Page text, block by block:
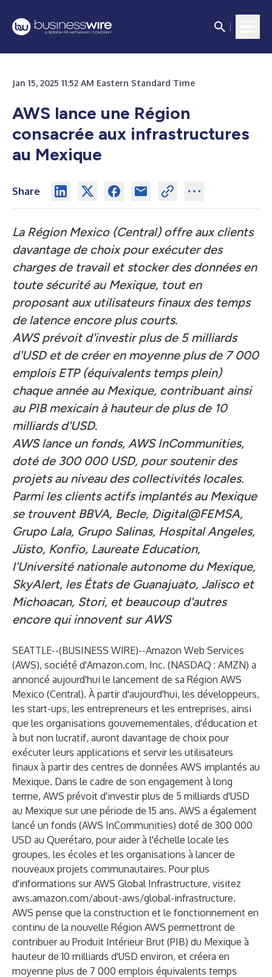
Jan 15, 2025 11:52 AM Eastern Standard Time
AWS lance une Région
consacrée aux infrastructures
au Mexique
Share
La Région Mexico (Central) offre aux clients
davantage de choix pour exécuter des
charges de travail et stocker des données en
toute sécurité au Mexique, tout en
proposant aux utilisateurs finaux des temps
de latence encore plus courts.
AWS prévoit d'investir plus de 5 milliards
d'USD et de créer en moyenne plus de 7 000
emplois ETP (équivalents temps plein)
chaque année au Mexique, contribuant ainsi
au PIB mexicain à hauteur de plus de 10
milliards d'USD.
AWS lance un fonds, AWS InCommunities,
doté de 300 000 USD, pour soutenir des
projets au niveau des collectivités locales.
Parmi les clients actifs implantés au Mexique
se trouvent BBVA, Becle, Digital@FEMSA,
Grupo Lala, Grupo Salinas, Hospital Angeles,
Jüsto, Konfio, Laureate Education,
l'Université nationale autonome du Mexique,
SkyAlert, les États de Guanajuato, Jalisco et
Michoacan, Stori, et beaucoup d'autres
encore qui innovent sur AWS
SEATTLE--(BUSINESS WIRE)--Amazon Web Services
(AWS), société d'Amazon.com, Inc. (NASDAQ : AMZN) a
annoncé aujourd'hui le lancement de sa Région AWS
Mexico (Central). À partir d'aujourd'hui, les développeurs,
les start-ups, les entrepreneurs et les entreprises, ainsi
que les organisations gouvernementales, d'éducation et
à but non lucratif, auront davantage de choix pour
exécuter leurs applications et servir les utilisateurs
finaux à partir des centres de données AWS implantés au
Mexique. Dans le cadre de son engagement à long
terme, AWS prévoit d'investir plus de 5 milliards d'USD
au Mexique sur une période de 15 ans. AWS a également
lancé un fonds (AWS InCommunities) doté de 300 000
USD au Querétaro, pour aider à l'échelle locale les
groupes, les écoles et les organisations à lancer de
nouveaux projets communautaires. Pour plus
d'informations sur AWS Global Infrastructure, visitez
aws.amazon.com/about-aws/global-infrastructure.
AWS pense que la construction et le fonctionnement en
continu de la nouvelle Région AWS permettront de
contribuer au Produit Intérieur Brut (PIB) du Mexique à
hauteur de 10 milliards d'USD environ, et créera en
moyenne plus de 7 000 emplois équivalents temps